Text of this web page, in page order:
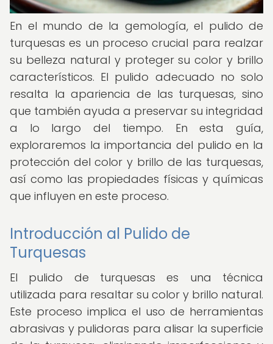
En el mundo de la gemología, el pulido de
turquesas es un proceso crucial para realzar
su belleza natural y proteger su color y brillo
característicos. El pulido adecuado no solo
resalta la apariencia de las turquesas, sino
que también ayuda a preservar su integridad
a lo largo del tiempo. En esta guía,
exploraremos la importancia del pulido en la
protección del color y brillo de las turquesas,
así como las propiedades físicas y químicas
que influyen en este proceso.
Introducción al Pulido de
Turquesas
El pulido de turquesas es una técnica
utilizada para resaltar su color y brillo natural.
Este proceso implica el uso de herramientas
abrasivas y pulidoras para alisar la superficie